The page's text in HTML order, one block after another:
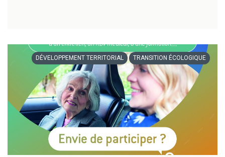
DÉVELOPPEMENT TERRITORIAL TRANSITION ÉCOLOGIQUE